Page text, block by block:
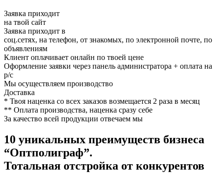
Заявка приходит
на твой сайт
Заявка приходит в
соц.сетях, на телефон, от знакомых, по электронной почте, по
объявлениям
Клиент оплачивает онлайн по твоей цене
Оформление заявки через панель администратора + оплата на
р/с
Мы осуществляем производство
Доставка
* Твоя наценка со всех заказов возмещается 2 раза в месяц
** Оплата производства, наценка сразу себе
За качество всей продукции отвечаем мы
10 уникальных преимуществ бизнеса
“Оптполиграф”.
Тотальная отстройка от конкурентов